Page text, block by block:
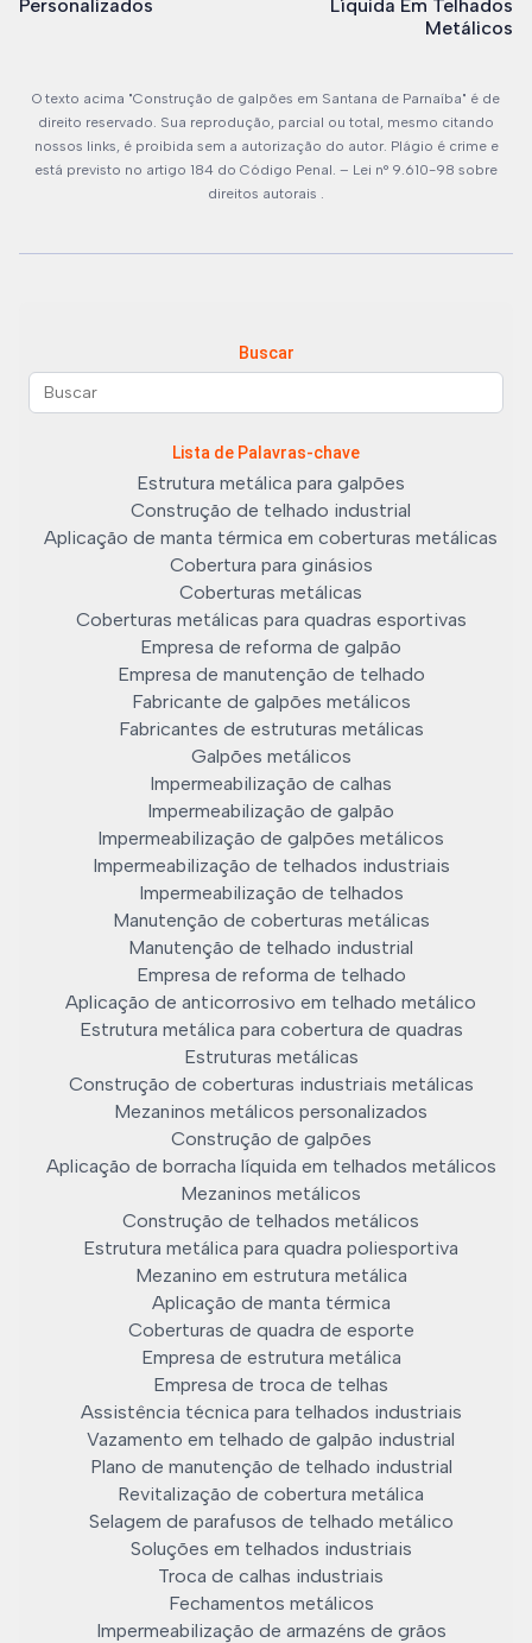
Personalizados
Líquida Em Telhados
Metálicos
O texto acima "Construção de galpões em Santana de Parnaíba" é de
direito reservado. Sua reprodução, parcial ou total, mesmo citando
nossos links, é proibida sem a autorização do autor. Plágio é crime e
está previsto no artigo 184 do Código Penal. – Lei n° 9.610-98 sobre
direitos autorais .
Buscar
Lista de Palavras-chave
Estrutura metálica para galpões
Construção de telhado industrial
Aplicação de manta térmica em coberturas metálicas
Cobertura para ginásios
Coberturas metálicas
Coberturas metálicas para quadras esportivas
Empresa de reforma de galpão
Empresa de manutenção de telhado
Fabricante de galpões metálicos
Fabricantes de estruturas metálicas
Galpões metálicos
Impermeabilização de calhas
Impermeabilização de galpão
Impermeabilização de galpões metálicos
Impermeabilização de telhados industriais
Impermeabilização de telhados
Manutenção de coberturas metálicas
Manutenção de telhado industrial
Empresa de reforma de telhado
Aplicação de anticorrosivo em telhado metálico
Estrutura metálica para cobertura de quadras
Estruturas metálicas
Construção de coberturas industriais metálicas
Mezaninos metálicos personalizados
Construção de galpões
Aplicação de borracha líquida em telhados metálicos
Mezaninos metálicos
Construção de telhados metálicos
Estrutura metálica para quadra poliesportiva
Mezanino em estrutura metálica
Aplicação de manta térmica
Coberturas de quadra de esporte
Empresa de estrutura metálica
Empresa de troca de telhas
Assistência técnica para telhados industriais
Vazamento em telhado de galpão industrial
Plano de manutenção de telhado industrial
Revitalização de cobertura metálica
Selagem de parafusos de telhado metálico
Soluções em telhados industriais
Troca de calhas industriais
Fechamentos metálicos
Impermeabilização de armazéns de grãos